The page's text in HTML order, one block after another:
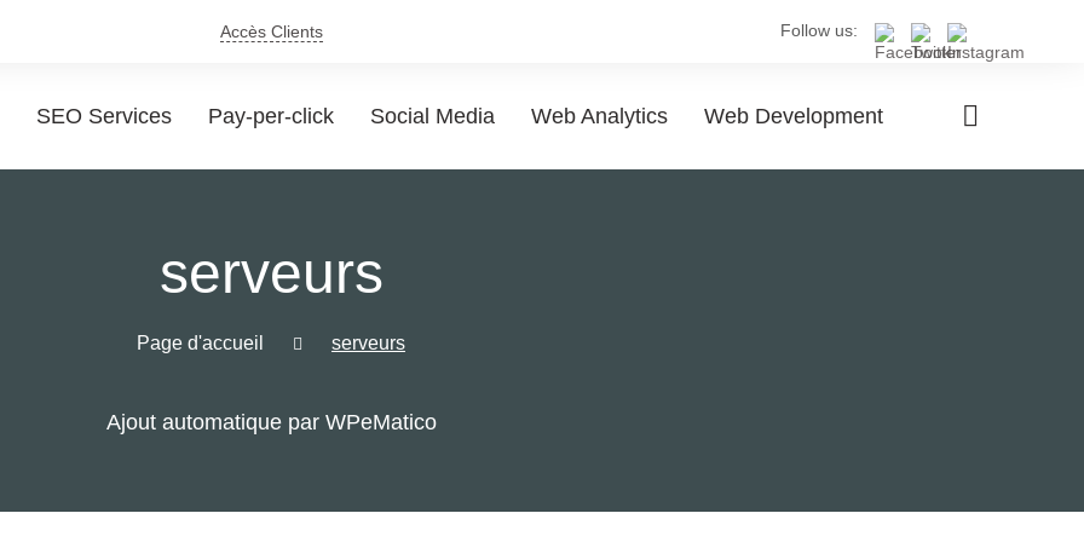
Accès Clients Follow us:
SEO Services Pay-per-click Social Media Web Analytics Web Development
serveurs
Page d'accueil serveurs
Ajout automatique par WPeMatico